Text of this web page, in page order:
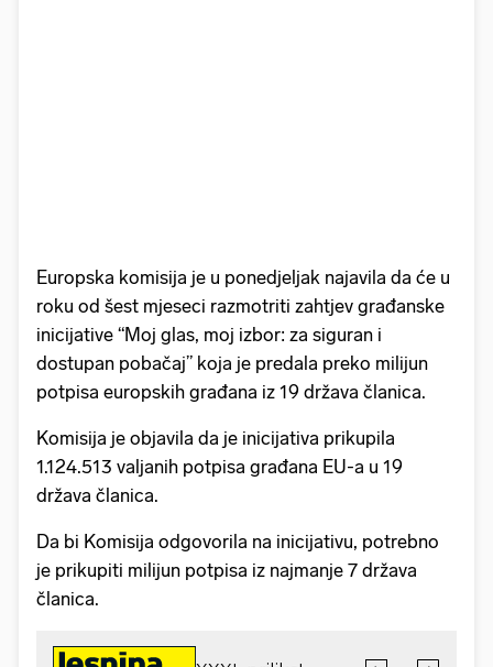
Europska komisija je u ponedjeljak najavila da će u
roku od šest mjeseci razmotriti zahtjev građanske
inicijative “Moj glas, moj izbor: za siguran i
dostupan pobačaj” koja je predala preko milijun
potpisa europskih građana iz 19 država članica.
Komisija je objavila da je inicijativa prikupila
1.124.513 valjanih potpisa građana EU-a u 19
država članica.
Da bi Komisija odgovorila na inicijativu, potrebno
je prikupiti milijun potpisa iz najmanje 7 država
članica.